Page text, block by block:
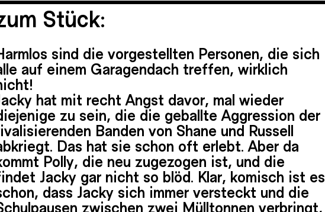
Stück:
sind die vorgestellten Personen, die sich
auf einem Garagendach treffen, wirklich
hat mit recht Angst davor, mal wieder
zu sein, die die geballte Aggression der
Banden von Shane und Russell
Das hat sie schon oft erlebt. Aber da
Polly, die neu zugezogen ist, und die
Jacky gar nicht so blöd. Klar, komisch ist es
dass Jacky sich immer versteckt und die
zwischen zwei Mülltonnen verbringt,